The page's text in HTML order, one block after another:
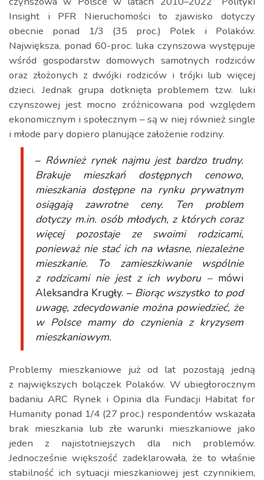
Insight i PFR Nieruchomości to zjawisko dotyczy
obecnie ponad 1/3 (35 proc.) Polek i Polaków.
Największa, ponad 60-proc. luka czynszowa występuje
wśród gospodarstw domowych samotnych rodziców
oraz złożonych z dwójki rodziców i trójki lub więcej
dzieci. Jednak grupa dotknięta problemem tzw. luki
czynszowej jest mocno zróżnicowana pod względem
ekonomicznym i społecznym – są w niej również single
i młode pary dopiero planujące założenie rodziny.
– Również rynek najmu jest bardzo trudny.
Brakuje mieszkań dostępnych cenowo,
mieszkania dostępne na rynku prywatnym
osiągają zawrotne ceny. Ten problem
dotyczy m.in. osób młodych, z których coraz
więcej pozostaje ze swoimi rodzicami,
ponieważ nie stać ich na własne, niezależne
mieszkanie. To zamieszkiwanie wspólnie
z rodzicami nie jest z ich wyboru –mówi
Aleksandra Krugły. – Biorąc wszystko to pod
uwagę, zdecydowanie można powiedzieć, że
w Polsce mamy do czynienia z kryzysem
mieszkaniowym.
Problemy mieszkaniowe już od lat pozostają jedną
z największych bolączek Polaków. W ubiegłorocznym
badaniu ARC Rynek i Opinia dla Fundacji Habitat for
Humanity ponad 1/4 (27 proc.) respondentów wskazała
brak mieszkania lub złe warunki mieszkaniowe jako
jeden z najistotniejszych dla nich problemów.
Jednocześnie większość zadeklarowała, że to właśnie
stabilność ich sytuacji mieszkaniowej jest czynnikiem,